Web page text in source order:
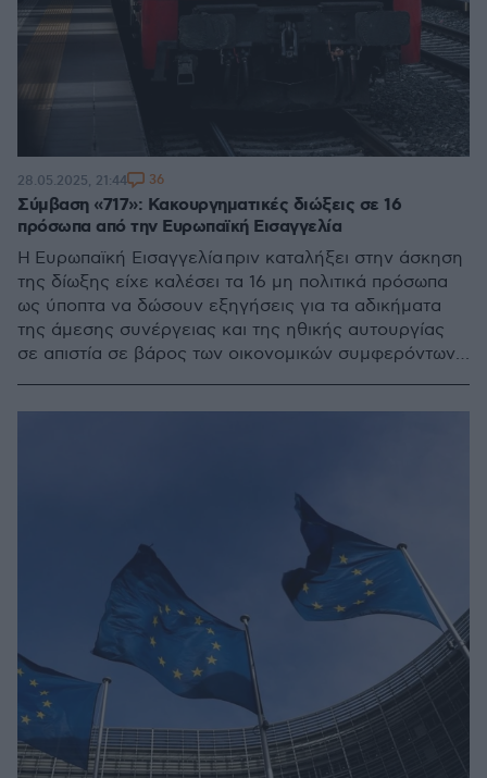
Σύμβαση «717»: Κακουργηματικές διώξεις σε 16
πρόσωπα από την Ευρωπαϊκή Εισαγγελία
Η Ευρωπαϊκή Εισαγγελία πριν καταλήξει στην άσκηση
της δίωξης είχε καλέσει τα 16 μη πολιτικά πρόσωπα
ως ύποπτα να δώσουν εξηγήσεις για τα αδικήματα
της άμεσης συνέργειας και της ηθικής αυτουργίας
σε απιστία σε βάρος των οικονομικών συμφερόντων
28.05.2025, 21:44 36